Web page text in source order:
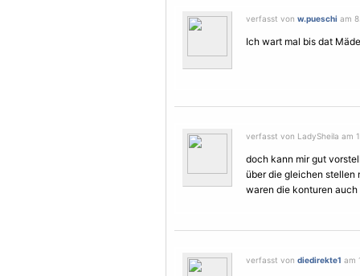
verfasst von w.pueschi am
Ich wart mal bis dat
verfasst von LadySheila am
doch kann mir gut
über die gleichen stellen
waren die konturen
verfasst von diedirekte1 am